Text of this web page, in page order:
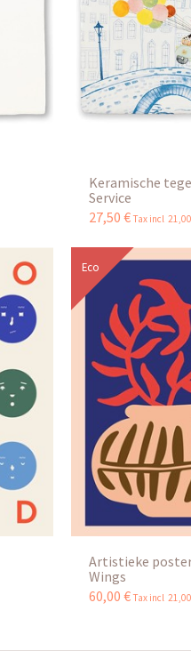
Keramische
Service
27,50 € Tax incl
Eco
Artistieke
Wings
60,00 € Tax incl